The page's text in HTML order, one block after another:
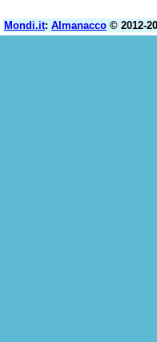
Mondi.it: Almanacco © 2012-